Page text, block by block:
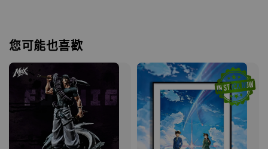
您可能也喜歡